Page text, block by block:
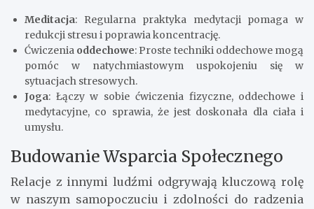
Meditacja: Regularna praktyka medytacji pomaga w
redukcji stresu i poprawia koncentrację.
Ćwiczenia oddechowe: Proste techniki oddechowe mogą
pomóc w natychmiastowym uspokojeniu się w
sytuacjach stresowych.
Joga: Łączy w sobie ćwiczenia fizyczne, oddechowe i
medytacyjne, co sprawia, że jest doskonała dla ciała i
umysłu.
Budowanie Wsparcia Społecznego
Relacje z innymi ludźmi odgrywają kluczową rolę
w naszym samopoczuciu i zdolności do radzenia